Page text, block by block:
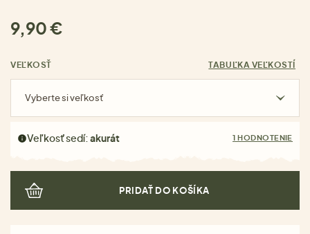
9,90 €
VEĽKOSŤ TABUĽKA VEĽKOSTÍ
Vyberte si veľkosť
Veľkosť sedí:akurát 1 HODNOTENIE
PRIDAŤ DO KOŠÍKA